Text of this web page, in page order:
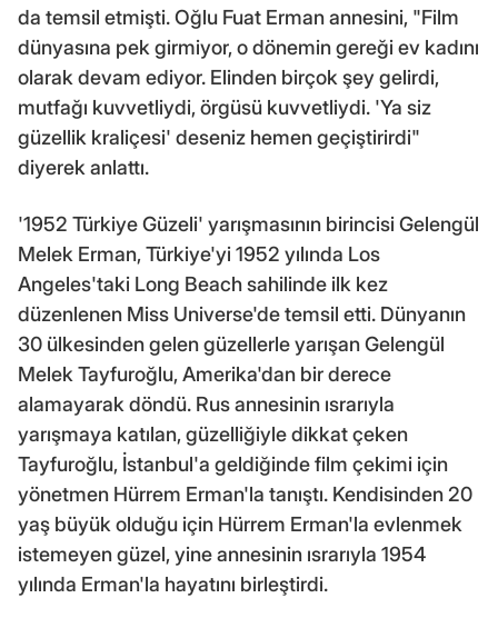
da temsil etmişti. Oğlu Fuat Erman annesini, "Film
dünyasına pek girmiyor, o dönemin gereği ev kadını
olarak devam ediyor. Elinden birçok şey gelirdi,
mutfağı kuvvetliydi, örgüsü kuvvetliydi. 'Ya siz
güzellik kraliçesi' deseniz hemen geçiştirirdi"
diyerek anlattı.
'1952 Türkiye Güzeli' yarışmasının birincisi Gelengül
Melek Erman, Türkiye'yi 1952 yılında Los
Angeles'taki Long Beach sahilinde ilk kez
düzenlenen Miss Universe'de temsil etti. Dünyanın
30 ülkesinden gelen güzellerle yarışan Gelengül
Melek Tayfuroğlu, Amerika'dan bir derece
alamayarak döndü. Rus annesinin ısrarıyla
yarışmaya katılan, güzelliğiyle dikkat çeken
Tayfuroğlu, İstanbul'a geldiğinde film çekimi için
yönetmen Hürrem Erman'la tanıştı. Kendisinden 20
yaş büyük olduğu için Hürrem Erman'la evlenmek
istemeyen güzel, yine annesinin ısrarıyla 1954
yılında Erman'la hayatını birleştirdi.